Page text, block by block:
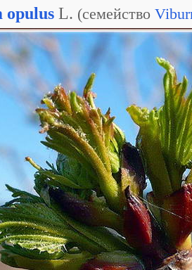
opulus L. (семейство